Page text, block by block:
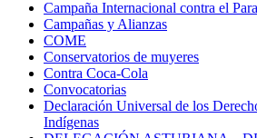
Campaña Internacional contra el
Campañas y Alianzas
COME
Conservatorios de muyeres
Contra Coca-Cola
Convocatorias
Declaración Universal de los
Indígenas